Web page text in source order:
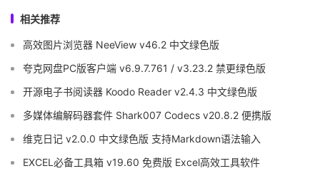
相关推荐
高效图片浏览器 NeeView v46.2 中文绿色版
夸克网盘PC版客户端 v6.9.7.761 / v3.23.2 禁更绿色版
开源电子书阅读器 Koodo Reader v2.4.3 中文绿色版
多媒体编解码器套件 Shark007 Codecs v20.8.2 便携版
维克日记 v2.0.0 中文绿色版 支持Markdown语法输入
EXCEL必备工具箱 v19.60 免费版 Excel高效工具软件